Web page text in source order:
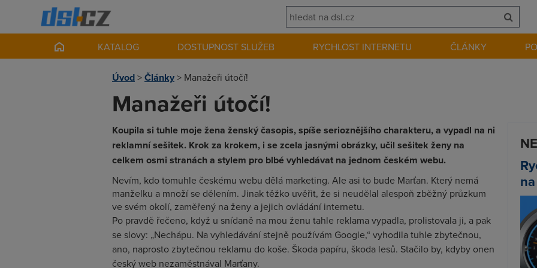
KATALOG DOSTUPNOST SLUŽEB RYCHLOST INTERNETU ČLÁNKY
Úvod>Články> Manažeři útočí!
Manažeři útočí!
Koupila si tuhle moje žena ženský časopis, spíše serioznějšího charakteru, a vypadl na ni
reklamní sešitek. Krok za krokem, i se zcela jasnými obrázky, učil sešitek ženy na
celkem osmi stranách a stylem pro blbé vyhledávat na jednom českém webu.
Nevím, kdo tomuhle českému webu dělá marketing. Ale asi to bude Marťan. Který nemá
manželku a množí se dělením. Jinak těžko uvěřit, že si neudělal alespoň zběžný průzkum
ve svém okolí, zaměřený na ženy a jejich ovládání internetu.
Po pravdě řečeno, když u snídaně na mou ženu tahle reklama vypadla, prolistovala ji, a pak
se slovy: „Nechápu. Na vyhledávání stejně používám Google,“ vyhodila tuhle zbytečnou,
ano, naprosto zbytečnou reklamu do koše. Škoda papíru, škoda lesů. Stačilo by, kdyby onen
český web nezaměstnával Marťany.